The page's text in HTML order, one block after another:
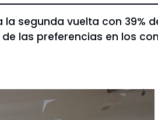
la segunda vuelta con 39%
las preferencias en los